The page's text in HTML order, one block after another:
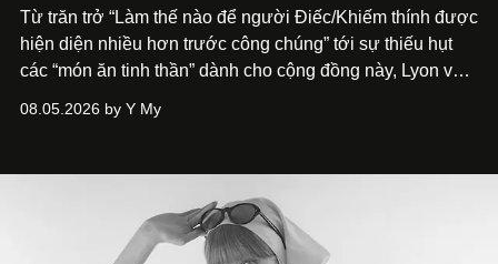
Từ trăn trở “Làm thế nào để người Điếc/Khiếm thính được
hiện diện nhiều hơn trước công chúng” tới sự thiếu hụt
các “món ăn tinh thần” dành cho cộng đồng này, Lyon và
phẩm múa đương đại thành hiện thực, mang tên Lắng
08.05.2026 by Y My